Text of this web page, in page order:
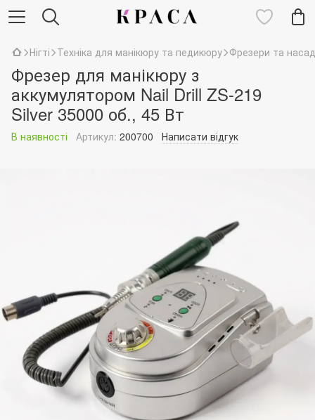
Нігті Техніка для манікюру та педикюру Фрезери та
Фрезер для манікюру з
аккумулятором Nail Drill ZS-219
Silver 35000 об., 45 Вт
В наявності Артикул: 200700 Написати відгук